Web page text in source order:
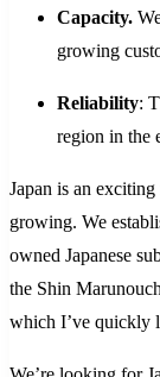
Capacity.
growing
Reliability:
region in the
Japan is an
growing. We
owned Japanese
the Shin
which I’ve quickly